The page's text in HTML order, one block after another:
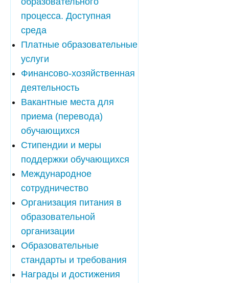
процесса. Доступная
среда
Платные образовательные
услуги
Финансово-хозяйственная
деятельность
Вакантные места для
приема (перевода)
обучающихся
Стипендии и меры
поддержки обучающихся
Международное
сотрудничество
Организация питания в
образовательной
организации
Образовательные
стандарты и требования
Награды и достижения